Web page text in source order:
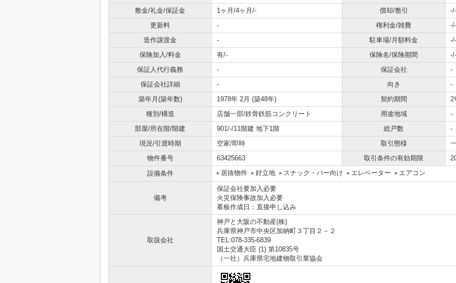
敷金/礼金/保証金
1ヶ月/4ヶ月/- 償却/敷引
-/-
更新料
- 権利金/雑費
-/-
造作譲渡金
- 駐車場/月額料金
-/-
保険加入/料金
有/- 保険名/保険期間
-/-
保証人代行義務
- 保証会社
-
保証会社詳細
- 向き
-
築年月(築年数)
1978年 2月 (築48年) 契約期間
2
種別/構造
店舗一部/鉄骨鉄筋コンクリート 用途地域
-
部屋/所在階/階建
901/-/11階建 地下1階 総戸数
-
現況/引渡時期
空家/即時 取引態様
物件番号
63425663 取引条件の有効期限
設備条件
居抜物件 好立地 スナック・バー向け エレベーター エアコン
備考
保証会社要加入必要
火災保険事故加入必要
看板作成日：直接申し込み
取扱会社
神戸と大阪の不動産(株)
兵庫県神戸市中央区加納町３丁目２－２
TEL:078-335-6839
国土交通大臣 (1) 第10835号
（一社）兵庫県宅地建物取引業協会